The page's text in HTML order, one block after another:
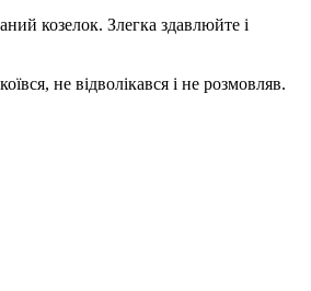
козелок. Злегка здавлюйте і
не відволікався і не розмовляв.